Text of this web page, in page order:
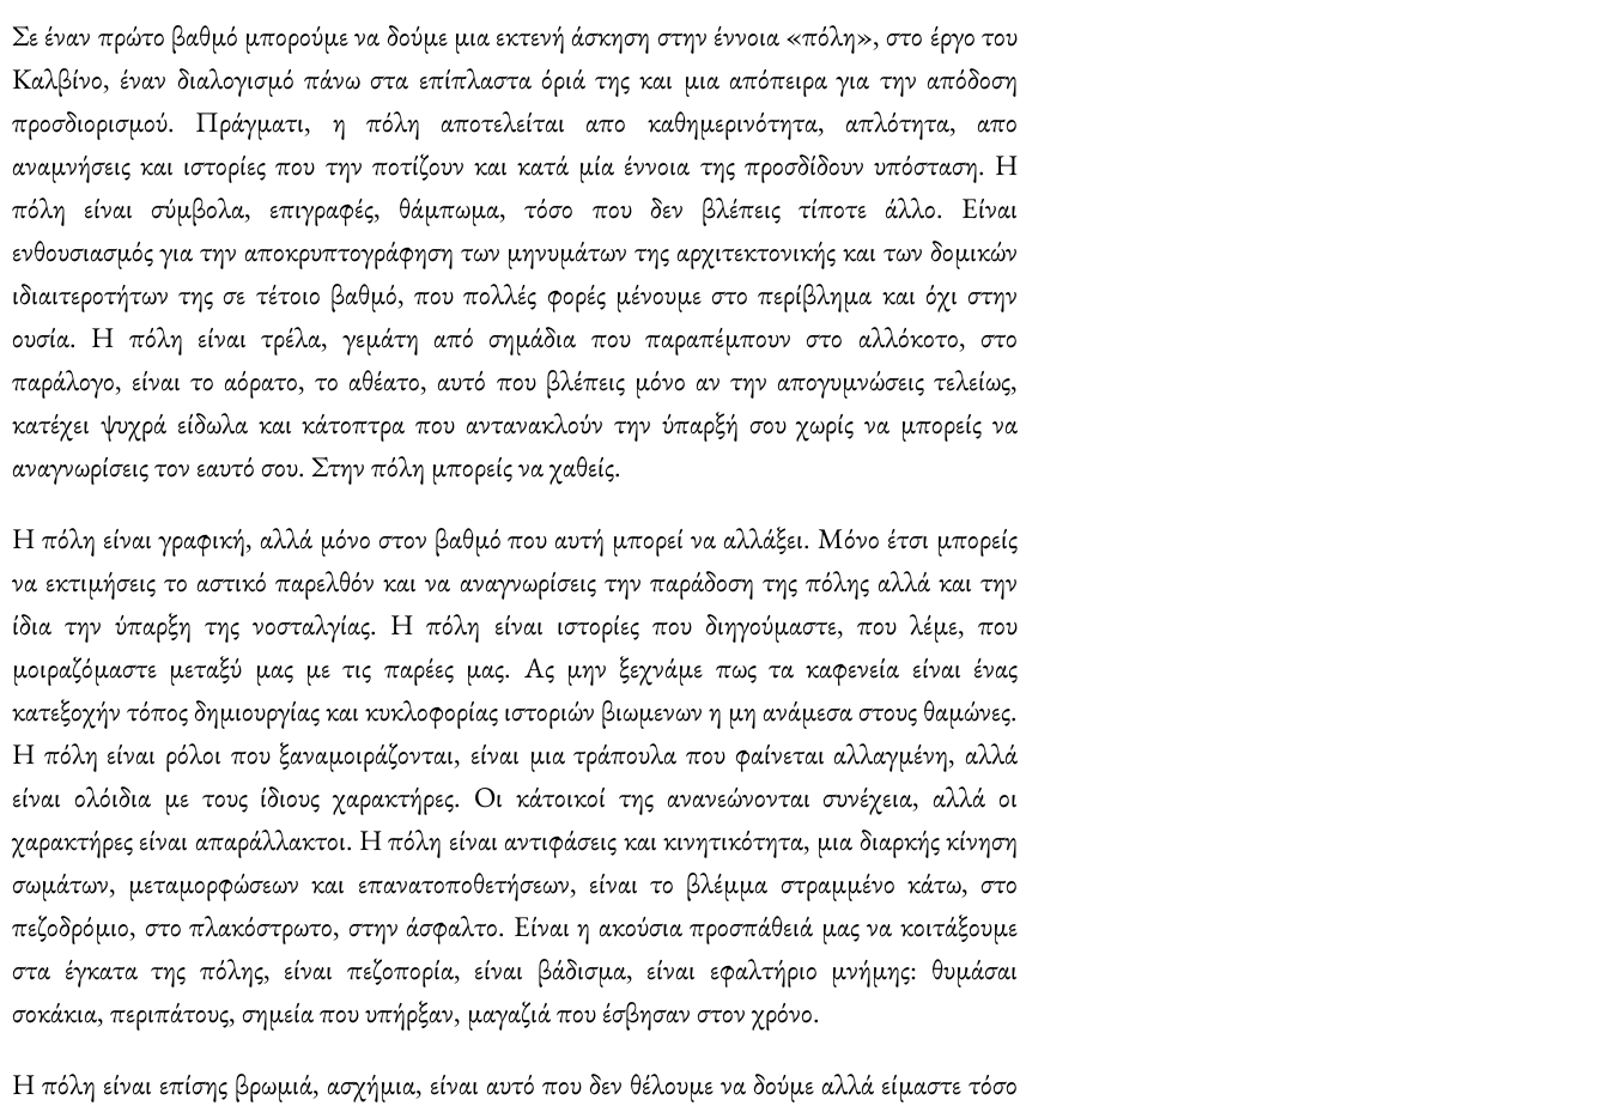
Σε έναν πρώτο βαθμό μπορούμε να δούμε μια εκτενή άσκηση στην έννοια «πόλη», στο έργο του
Καλβίνο, έναν διαλογισμό πάνω στα επίπλαστα όριά της και μια απόπειρα για την απόδοση
προσδιορισμού. Πράγματι, η πόλη αποτελείται απο καθημερινότητα, απλότητα, απο
αναμνήσεις και ιστορίες που την ποτίζουν και κατά μία έννοια της προσδίδουν υπόσταση. Η
πόλη είναι σύμβολα, επιγραφές, θάμπωμα, τόσο που δεν βλέπεις τίποτε άλλο. Είναι
ενθουσιασμός για την αποκρυπτογράφηση των μηνυμάτων της αρχιτεκτονικής και των δομικών
ιδιαιτεροτήτων της σε τέτοιο βαθμό, που πολλές φορές μένουμε στο περίβλημα και όχι στην
ουσία. Η πόλη είναι τρέλα, γεμάτη από σημάδια που παραπέμπουν στο αλλόκοτο, στο
παράλογο, είναι το αόρατο, το αθέατο, αυτό που βλέπεις μόνο αν την απογυμνώσεις τελείως,
κατέχει ψυχρά είδωλα και κάτοπτρα που αντανακλούν την ύπαρξή σου χωρίς να μπορείς να
αναγνωρίσεις τον εαυτό σου. Στην πόλη μπορείς να χαθείς.
Η πόλη είναι γραφική, αλλά μόνο στον βαθμό που αυτή μπορεί να αλλάξει. Μόνο έτσι μπορείς
να εκτιμήσεις το αστικό παρελθόν και να αναγνωρίσεις την παράδοση της πόλης αλλά και την
ίδια την ύπαρξη της νοσταλγίας. Η πόλη είναι ιστορίες που διηγούμαστε, που λέμε, που
μοιραζόμαστε μεταξύ μας με τις παρέες μας. Ας μην ξεχνάμε πως τα καφενεία είναι ένας
κατεξοχήν τόπος δημιουργίας και κυκλοφορίας ιστοριών βιωμενων η μη ανάμεσα στους θαμώνες.
Η πόλη είναι ρόλοι που ξαναμοιράζονται, είναι μια τράπουλα που φαίνεται αλλαγμένη, αλλά
είναι ολόιδια με τους ίδιους χαρακτήρες. Οι κάτοικοί της ανανεώνονται συνέχεια, αλλά οι
χαρακτήρες είναι απαράλλακτοι. Η πόλη είναι αντιφάσεις και κινητικότητα, μια διαρκής κίνηση
σωμάτων, μεταμορφώσεων και επανατοποθετήσεων, είναι το βλέμμα στραμμένο κάτω, στο
πεζοδρόμιο, στο πλακόστρωτο, στην άσφαλτο. Είναι η ακούσια προσπάθειά μας να κοιτάξουμε
στα έγκατα της πόλης, είναι πεζοπορία, είναι βάδισμα, είναι εφαλτήριο μνήμης: θυμάσαι
σοκάκια, περιπάτους, σημεία που υπήρξαν, μαγαζιά που έσβησαν στον χρόνο.
Η πόλη είναι επίσης βρωμιά, ασχήμια, είναι αυτό που δεν θέλουμε να δούμε αλλά είμαστε τόσο